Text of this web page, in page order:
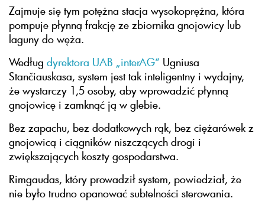
Zajmuje się tym potężna stacja wysokoprężna, która
pompuje płynną frakcję ze zbiornika gnojowicy lub
laguny do węża.
Według dyrektora UAB „interAG“ Ugniusa
Stančiauskasa, system jest tak inteligentny i wydajny,
że wystarczy 1,5 osoby, aby wprowadzić płynną
gnojowicę i zamknąć ją w glebie.
Bez zapachu, bez dodatkowych rąk, bez ciężarówek z
gnojowicą i ciągników niszczących drogi i
zwiększających koszty gospodarstwa.
Rimgaudas, który prowadził system, powiedział, że
nie było trudno opanować subtelności sterowania.